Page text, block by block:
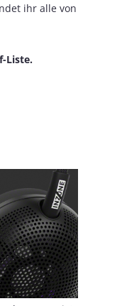
ihr alle von
Liste.